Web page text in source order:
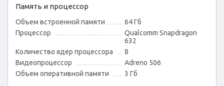
Память и процессор
Объем встроенной памяти
64 Гб
Процессор
Qualcomm Snapdragon
632
Количество ядер процессора
8
Видеопроцессор
Adreno 506
Объем оперативной памяти
3 Гб